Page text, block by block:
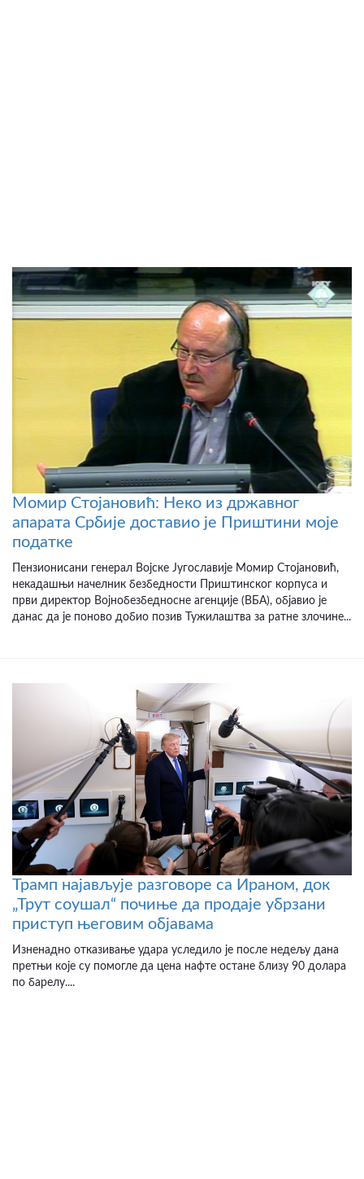
Момир Стојановић: Неко из државног
апарата Србије доставио је Приштини моје
податке
Пензионисани генерал Војске Југославије Момир Стојановић,
некадашњи начелник безбедности Приштинског корпуса и
први директор Војнобезбедносне агенције (ВБА), објавио је
данас да је поново добио позив Тужилаштва за ратне злочине...
Трамп најављује разговоре са Ираном, док
„Трут соушал“ почиње да продаје убрзани
приступ његовим објавама
Изненадно отказивање удара уследило је после недељу дана
претњи које су помогле да цена нафте остане близу 90 долара
по барелу....